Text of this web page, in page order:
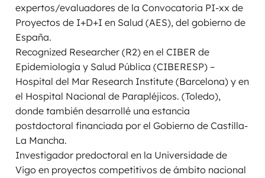
expertos/evaluadores de la Convocatoria PI-xx de
Proyectos de I+D+I en Salud (AES), del gobierno de
España.
Recognized Researcher (R2) en el CIBER de
Epidemiología y Salud Pública (CIBERESP) –
Hospital del Mar Research Institute (Barcelona) y en
el Hospital Nacional de Parapléjicos. (Toledo),
donde también desarrollé una estancia
postdoctoral financiada por el Gobierno de Castilla-
La Mancha.
Investigador predoctoral en la Universidade de
Vigo en proyectos competitivos de ámbito nacional